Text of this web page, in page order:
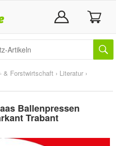
& Forstwirtschaft › Literatur ›
Ballenpressen
Trabant